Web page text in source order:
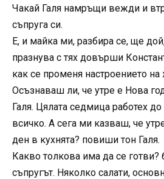
Чакай Галя намръщи вежди и
съпруга си.
Е, и майка ми, разбира се, ще
празнува с тях довърши
как се променя настроението
Осъзнаваш ли, че утре е Нова
Галя. Цялата седмица работех
всичко. А сега ми казваш, че
ден в кухнята? повиши тон Галя.
Какво толкова има да се готви?
съпругът. Няколко салати,